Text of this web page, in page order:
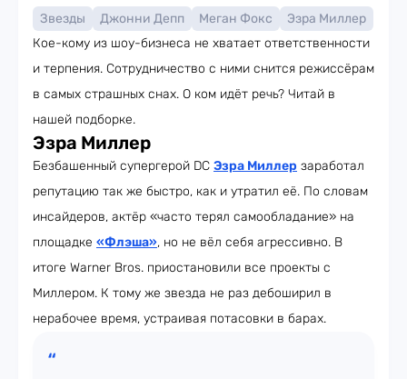
Звезды Джонни Депп Меган Фокс
Эзра Миллер
Кое-кому из шоу-бизнеса не хватает ответственности
и терпения. Сотрудничество с ними снится режиссёрам
в самых страшных снах. О ком идёт речь? Читай в
нашей подборке.
Эзра Миллер
Безбашенный супергерой DC Эзра Миллер заработал
репутацию так же быстро, как и утратил её. По словам
инсайдеров, актёр «часто терял самообладание» на
площадке «Флэша», но не вёл себя агрессивно. В
итоге Warner Bros. приостановили все проекты с
Миллером. К тому же звезда не раз дебоширил в
нерабочее время, устраивая потасовки в барах.